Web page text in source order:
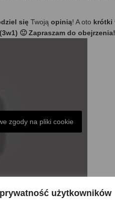
użytkowników
się Twoją opinią! A oto krótki
🙂 Zapraszam do obejrzenia!
zgody na pliki cookie